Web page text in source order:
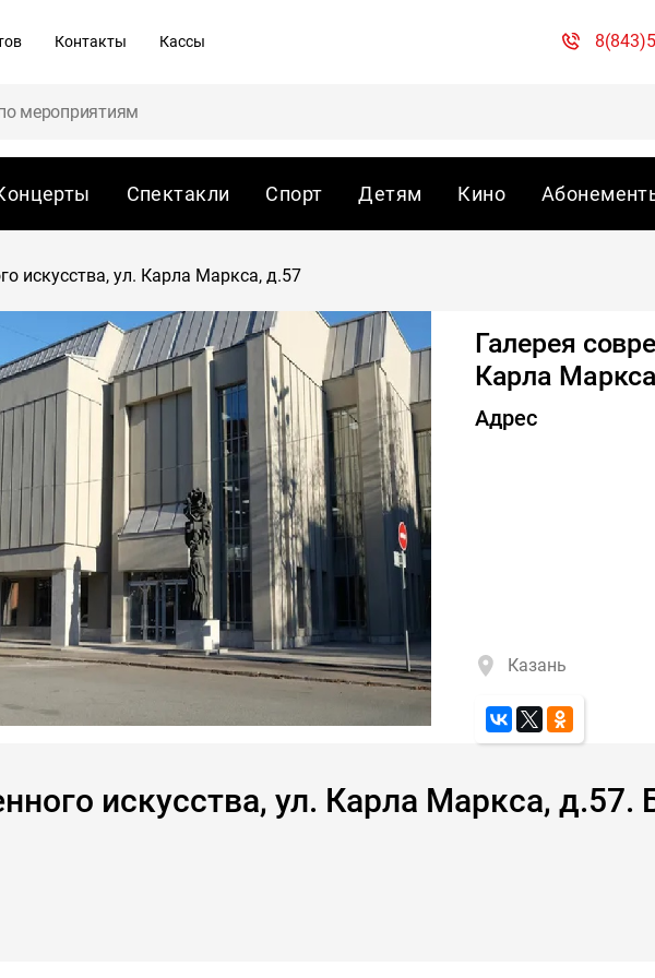
Контакты Кассы
Спектакли Спорт Детям Кино
искусства, ул. Карла Маркса, д.57
Галерея
Карла
Адрес
Казань
искусства, ул. Карла Маркса,